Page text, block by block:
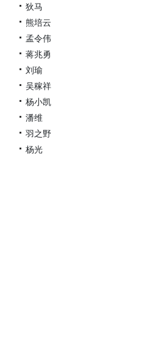
狄马
熊培云
孟令伟
蒋兆勇
刘瑜
吴稼祥
杨小凯
潘维
羽之野
杨光